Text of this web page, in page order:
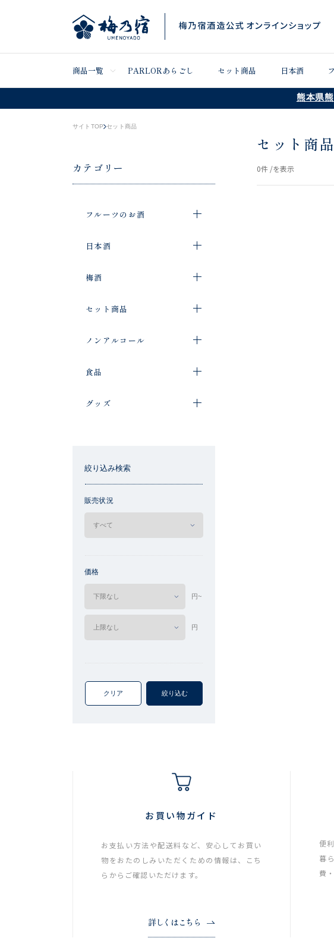
商品一覧 PARLORあらごし セット商品 日本酒
熊本県
サイトTOP セット商品
カテゴリー
フルーツのお酒
日本酒
梅酒
セット商品
ノンアルコール
食品
グッズ
絞り込み検索
販売状況
価格
円~
円
クリア 絞り込む
セット商品
0件 /を表示
お買い物ガイド
お支払い方法や配送料など、安心してお買い
物をおたのしみいただくための情報は、こち
らからご確認いただけます。
詳しくはこちら
便
暮
費